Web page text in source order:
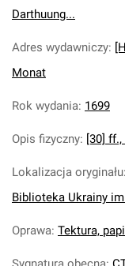
Darthuung...
Adres wydawniczy:
Monat
Rok wydania: 1699
Opis fizyczny: [30] ff.,
Lokalizacja oryginału:
Biblioteka Ukrainy
Oprawa: Tektura,